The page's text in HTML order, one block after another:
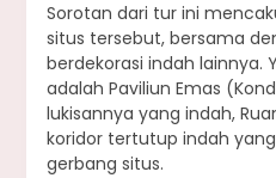
Sorotan dari tur ini
situs tersebut, bersama
berdekorasi indah lainnya.
adalah Paviliun Emas
lukisannya yang indah,
koridor tertutup indah
gerbang situs.